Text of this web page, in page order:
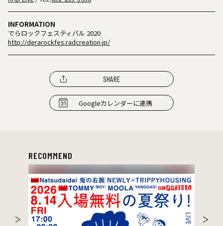
INFORMATION
でらロックフェスティバル 2020
http://derarockfes.radcreation.jp/
SHARE
Googleカレンダーに連携
RECOMMEND